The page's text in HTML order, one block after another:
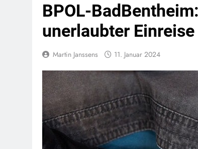
BPOL-
unerlaubter
Martin Janssens 11. Januar 2024